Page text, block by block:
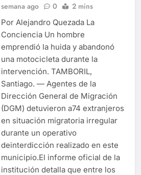
semana ago
0 2 mins
Por Alejandro Quezada La
Conciencia Un hombre
emprendió la huida y abandonó
una motocicleta durante la
intervención. TAMBORIL,
Santiago. — Agentes de la
Dirección General de Migración
(DGM) detuvieron a74 extranjeros
en situación migratoria irregular
durante un operativo
deinterdicción realizado en este
municipio.El informe oficial de la
institución detalla que entre los